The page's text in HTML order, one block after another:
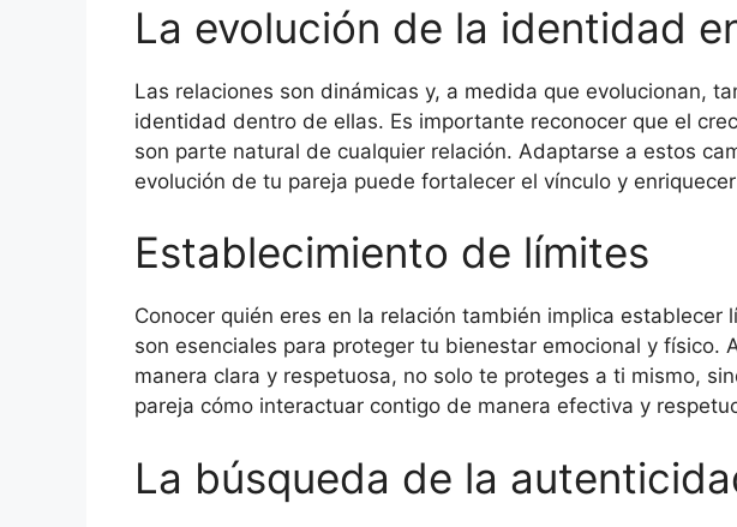
La evolución de la identidad
Las relaciones son dinámicas y, a medida que evolucionan,
identidad dentro de ellas. Es importante reconocer que el
son parte natural de cualquier relación. Adaptarse a estos
evolución de tu pareja puede fortalecer el vínculo y
Establecimiento de límites
Conocer quién eres en la relación también implica establecer
son esenciales para proteger tu bienestar emocional y físico.
manera clara y respetuosa, no solo te proteges a ti mismo,
pareja cómo interactuar contigo de manera efectiva y
La búsqueda de la